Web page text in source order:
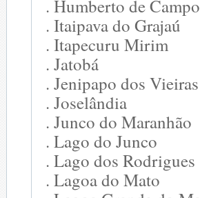
. Humberto de
. Itaipava do Grajaú
. Itapecuru Mirim
. Jatobá
. Jenipapo dos Vieiras
. Joselândia
. Junco do Maranhão
. Lago do Junco
. Lago dos Rodrigues
. Lagoa do Mato